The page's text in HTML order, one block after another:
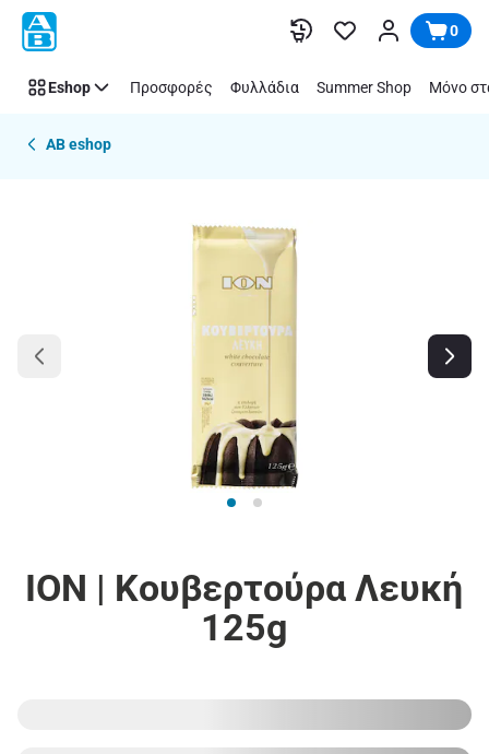
Παράλειψη 0
Eshop Προσφορές Φυλλάδια Summer Shop Μόνο
AB eshop
ΙΟΝ | Κουβερτούρα Λευκή
125g